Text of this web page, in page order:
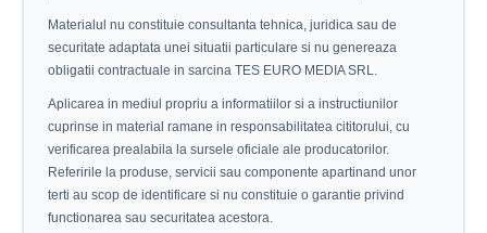
Materialul nu constituie consultanta tehnica, juridica sau de
securitate adaptata unei situatii particulare si nu genereaza
obligatii contractuale in sarcina TES EURO MEDIA SRL.
Aplicarea in mediul propriu a informatiilor si a instructiunilor
cuprinse in material ramane in responsabilitatea cititorului, cu
verificarea prealabila la sursele oficiale ale producatorilor.
Referirile la produse, servicii sau componente apartinand unor
terti au scop de identificare si nu constituie o garantie privind
functionarea sau securitatea acestora.